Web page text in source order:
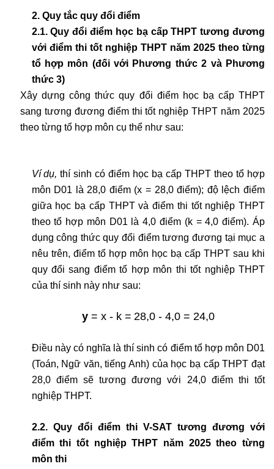
2. Quy tắc quy đổi điểm
2.1. Quy đổi điểm học bạ cấp THPT tương đương
với điểm thi tốt nghiệp THPT năm 2025 theo từng
tổ hợp môn (đối với Phương thức 2 và Phương
thức 3)
Xây dựng công thức quy đổi điểm học bạ cấp THPT
sang tương đương điểm thi tốt nghiệp THPT năm 2025
theo từng tổ hợp môn cụ thể như sau:
Ví dụ, thí sinh có điểm học bạ cấp THPT theo tổ hợp
môn D01 là 28,0 điểm (x = 28,0 điểm); độ lệch điểm
giữa học bạ cấp THPT và điểm thi tốt nghiệp THPT
theo tổ hợp môn D01 là 4,0 điểm (k = 4,0 điểm). Áp
dụng công thức quy đổi điểm tương đương tại mục a
nêu trên, điểm tổ hợp môn học bạ cấp THPT sau khi
quy đổi sang điểm tổ hợp môn thi tốt nghiệp THPT
của thí sinh này như sau:
y= x - k = 28,0 - 4,0 = 24,0
Điều này có nghĩa là thí sinh có điểm tổ hợp môn D01
(Toán, Ngữ văn, tiếng Anh) của học bạ cấp THPT đạt
28,0 điểm sẽ tương đương với 24,0 điểm thi tốt
nghiệp THPT.
2.2. Quy đổi điểm thi V-SAT tương đương với
điểm thi tốt nghiệp THPT năm 2025 theo từng
môn thi